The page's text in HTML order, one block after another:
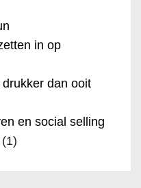
in op
dan ooit
en social selling
(1)